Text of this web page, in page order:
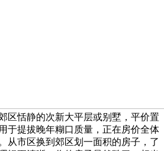
区恬静的次新大平层或别墅，平价置
于提拔晚年糊口质量，正在房价全体
从市区换到郊区划一面积的房子，了